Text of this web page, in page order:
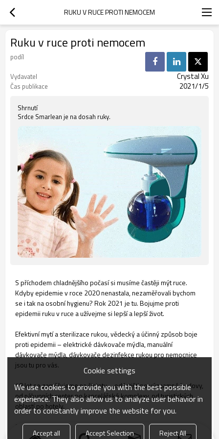
RUKU V RUCE PROTI NEMOCEM
Ruku v ruce proti nemocem
podíl
Vydavatel
Crystal Xu
Čas publikace 2021/1/5
Shrnutí
Srdce Smarlean je na dosah ruky.
S příchodem chladnějšího počasí si musíme častěji mýt ruce.
Kdyby epidemie v roce 2020 nenastala, nezaměřovali bychom
se i tak na osobní hygienu? Rok 2021 je tu. Bojujme proti
epidemii ruku v ruce a užívejme si lepší a lepší život.
Efektivní mytí a sterilizace rukou, vědecký a účinný způsob boje
proti epidemii – elektrické dávkovače mýdla, manuální
dávkovače mýdla, dávkovače dezinfekce rukou pro nemocnice
jsou tu pro vás.
18 let se zaměřujeme na čistotu – od letišť po významné budovy,
od nákupních center po kancelářské komplexy, od turistických
oblastí po hotely.
Srdce Smarlean je na dosah ruky.
Cookie settings
We use cookies to provide you with the best possible
experience. They also allow us to analyze user behavior in
order to constantly improve the website for you.
Accept all Accept Selection Reject All